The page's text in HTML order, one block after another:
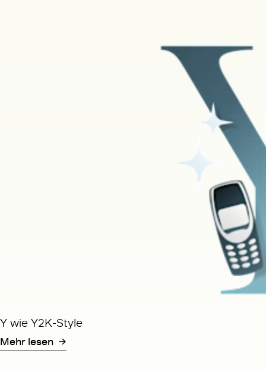
Y wie Y2K-Style
Mehr lesen